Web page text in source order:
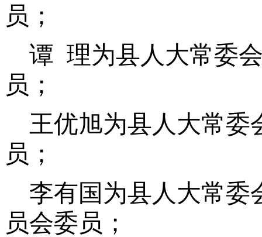
员；
谭 理为县人大常委
员；
王优旭为县人大常委
员；
李有国为县人大常委
员会委员；